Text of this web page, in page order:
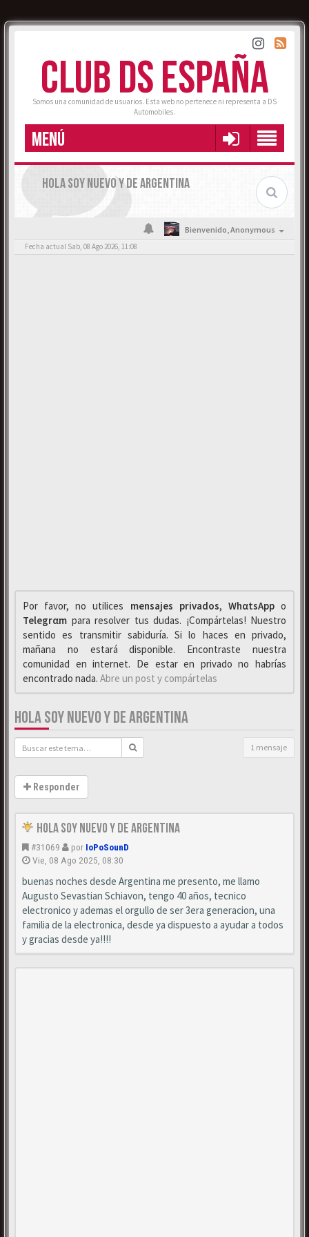
CLUB DS ESPAÑA
Somos una comunidad de usuarios. Esta web no pertenece ni representa a DS
Automobiles.
MENÚ
HOLA SOY NUEVO Y DE ARGENTINA
Bienvenido,Anonymous
Fecha actual Sab, 08 Ago 2026, 11:08
Por favor, no utilices mensajes privados, WhαtsAppo
Telegrαm para resolver tus dudas. ¡Compártelas! Nuestro
sentido es transmitir sabiduría. Si lo haces en privado,
mañana no estará disponible. Encontraste nuestra
comunidad en internet. De estar en privado no habrías
encontrado nada. Abre un post y compártelas
HOLA SOY NUEVO Y DE ARGENTINA
1 mensaje
Responder
Hola Soy Nuevo y de Argentina
#31069 por IoPoSounD
Vie, 08 Ago 2025, 08:30
buenas noches desde Argentina me presento, me llamo
Augusto Sevastian Schiavon, tengo 40 años, tecnico
electronico y ademas el orgullo de ser 3era generacion, una
familia de la electronica, desde ya dispuesto a ayudar a todos
y gracias desde ya!!!!